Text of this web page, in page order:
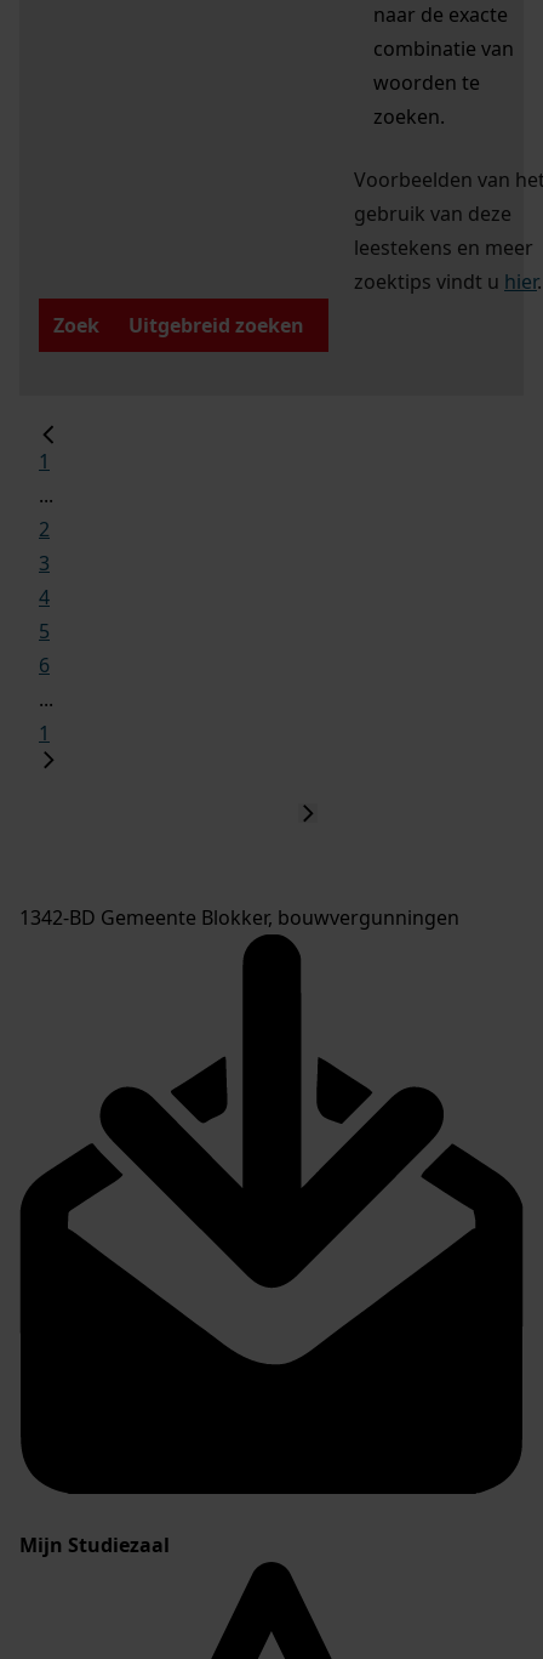
naar de exacte
combinatie van
woorden te
zoeken.
Voorbeelden van
gebruik van deze
leestekens en meer
zoektips vindt u hier.
Zoek
Uitgebreid zoeken
1
...
2
3
4
5
6
...
1
1342-BD Gemeente Blokker, bouwvergunningen
Mijn Studiezaal